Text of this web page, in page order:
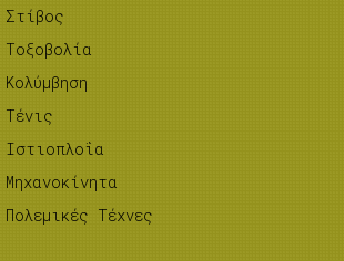
Στίβος
Tοξοβολία
Κολύμβηση
Τένις
Ιστιοπλοΐα
Μηχανοκίνητα
Πολεμικές Τέχνες